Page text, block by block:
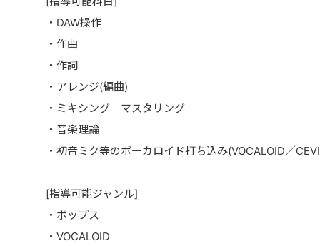
・DAW操作
・作曲
・作詞
・アレンジ(編曲)
・ミキシング マスタリング
・音楽理論
・初音ミク等のボーカロイド打ち込み(VOCALOID／
[指導可能ジャンル]
・ポップス
・VOCALOID